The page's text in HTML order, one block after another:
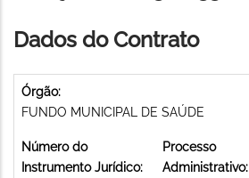
Dados do Contrato
Órgão:
FUNDO MUNICIPAL DE SAÚDE
Número do
Instrumento Jurídico:
Processo
Administrativo: